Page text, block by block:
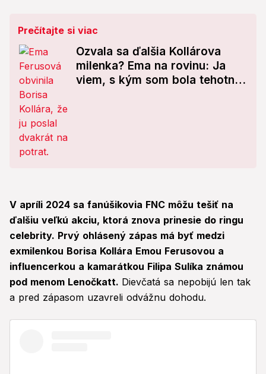
Prečítajte si viac
Ozvala sa ďalšia Kollárova
milenka? Ema na rovinu: Ja
viem, s kým som bola tehotná!
V apríli 2024 sa fanúšikovia FNC môžu tešiť na
ďalšiu veľkú akciu, ktorá znova prinesie do ringu
celebrity. Prvý ohlásený zápas má byť medzi
exmilenkou Borisa Kollára Emou Ferusovou a
influencerkou a kamarátkou Filipa Sulíka známou
pod menom Lenočkatt. Dievčatá sa nepobijú len tak
a pred zápasom uzavreli odvážnu dohodu.